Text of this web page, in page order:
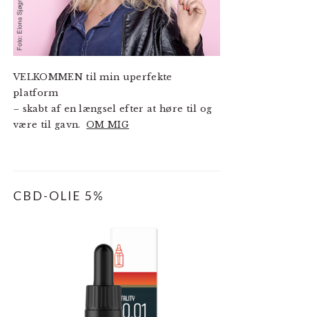
VELKOMMEN til min uperfekte
platform
– skabt af en længsel efter at høre til og
være til gavn.OM MIG
CBD-OLIE 5%